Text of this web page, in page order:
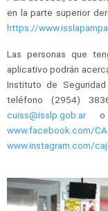
en la parte superior
https://
Las personas que
aplicativo podrán
Instituto de
teléfono (2954)
cuiss@isslp.gob.aro
www.facebook.com/
www.instagram.com/